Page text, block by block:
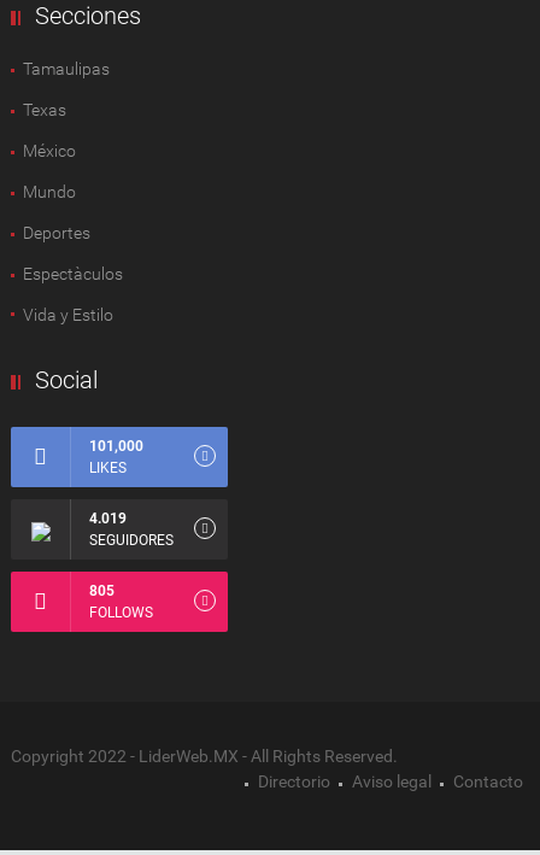
Secciones
Tamaulipas
Texas
México
Mundo
Deportes
Espectàculos
Vida y Estilo
Social
101,000
LIKES
4.019
SEGUIDORES
805
FOLLOWS
Copyright 2022 - LiderWeb.MX - All Rights Reserved.
Directorio
Aviso legal Contacto